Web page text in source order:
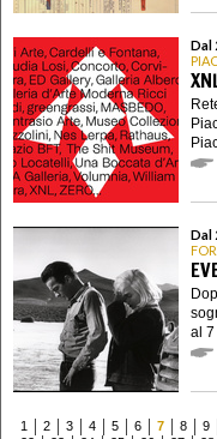
Dal
Dal
al
1 2 3 4 5 6 7 8 9